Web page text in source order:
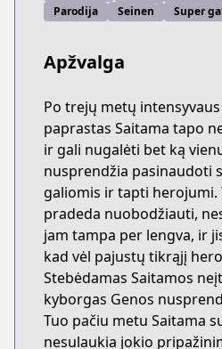
Parodija
Seinen Super
Apžvalga
Po trejų metų
paprastas Saitama tapo
ir gali nugalėti bet ką
nusprendžia pasinaudoti
galiomis ir tapti herojumi.
pradeda nuobodžiauti,
jam tampa per lengva, ir
kad vėl pajustų tikrąjį
Stebėdamas Saitamos
kyborgas Genos
Tuo pačiu metu Saitama
nesulaukia jokio